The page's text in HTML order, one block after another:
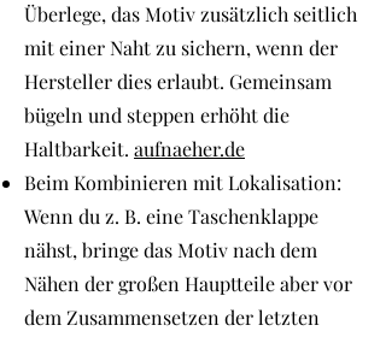
Überlege, das Motiv zusätzlich seitlich
mit einer Naht zu sichern, wenn der
Hersteller dies erlaubt. Gemeinsam
bügeln und steppen erhöht die
Haltbarkeit. aufnaeher.de
Beim Kombinieren mit Lokalisation:
Wenn du z. B. eine Taschenklappe
nähst, bringe das Motiv nach dem
Nähen der großen Hauptteile aber vor
dem Zusammensetzen der letzten